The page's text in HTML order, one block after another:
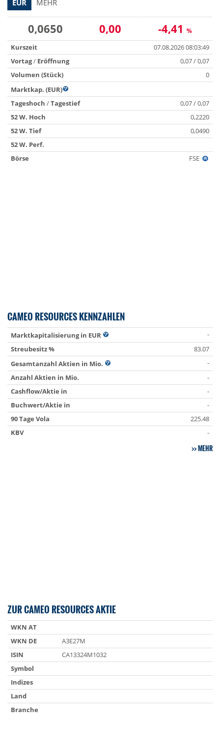
EUR MEHR
0,0650 0,00 -4,41 %
Kurszeit
07.08.2026 08:03:49
Vortag/ Eröffnung
0,07 / 0,07
Volumen (Stück)
0
Marktkap. (EUR)
Tageshoch /Tagestief
0,07 / 0,07
52 W. Hoch
0,2220
52 W. Tief
0,0490
52 W. Perf.
Börse
FSE
CAMEO RESOURCES KENNZAHLEN
Marktkapitalisierung in EUR
-
Streubesitz %
83.07
Gesamtanzahl Aktien in Mio.
-
Anzahl Aktien in Mio.
-
Cashflow/Aktie in
-
Buchwert/Aktie in
-
90 Tage Vola
225.48
KBV
-
MEHR
ZUR CAMEO RESOURCES AKTIE
WKN AT
WKN DE
A3E27M
ISIN
CA13324M1032
Symbol
Indizes
Land
Branche